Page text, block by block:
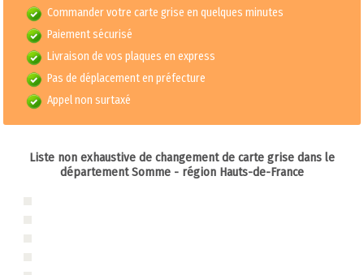
Commander votre carte grise en quelques minutes
Paiement sécurisé
Livraison de vos plaques en express
Pas de déplacement en préfecture
Appel non surtaxé
Liste non exhaustive de changement de carte grise dans le
départementSomme- région Hauts-de-France